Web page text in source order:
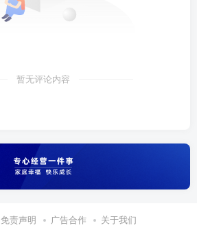
暂无评论内容
免责声明 广告合作 关于我们